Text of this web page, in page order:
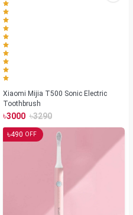
Xiaomi Mijia T500 Sonic Electric
Toothbrush
৳3000 ৳3290
৳490 OFF